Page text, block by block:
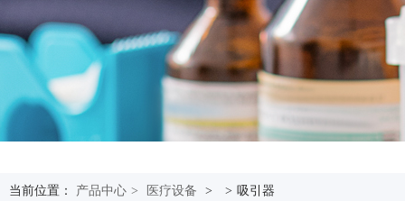
当前位置： 产品中心 > 医疗设备 > > 吸引器